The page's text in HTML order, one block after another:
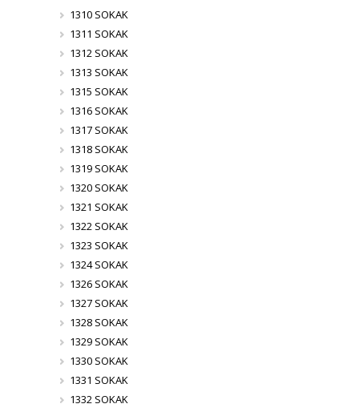
1310 SOKAK
1311 SOKAK
1312 SOKAK
1313 SOKAK
1315 SOKAK
1316 SOKAK
1317 SOKAK
1318 SOKAK
1319 SOKAK
1320 SOKAK
1321 SOKAK
1322 SOKAK
1323 SOKAK
1324 SOKAK
1326 SOKAK
1327 SOKAK
1328 SOKAK
1329 SOKAK
1330 SOKAK
1331 SOKAK
1332 SOKAK